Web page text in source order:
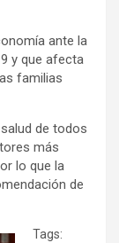
ante la
y que afecta
familias
de todos
más
lo que la
de
Tags: